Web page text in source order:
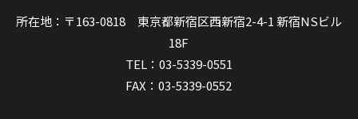
所在地：〒163-0818 東京都新宿区西新宿2-4-1 新宿NSビル
18F
TEL：03-5339-0551
FAX：03-5339-0552